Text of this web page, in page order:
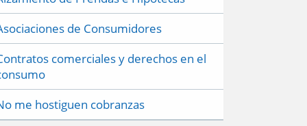
de Consumidores
comerciales y derechos en el
me hostiguen cobranzas